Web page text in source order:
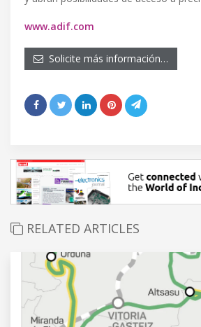
www.adif.com
Solicite más información…
RELATED ARTICLES